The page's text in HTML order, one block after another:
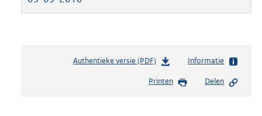
Authentieke versie (PDF)b
s
Informatie
Printen Delen